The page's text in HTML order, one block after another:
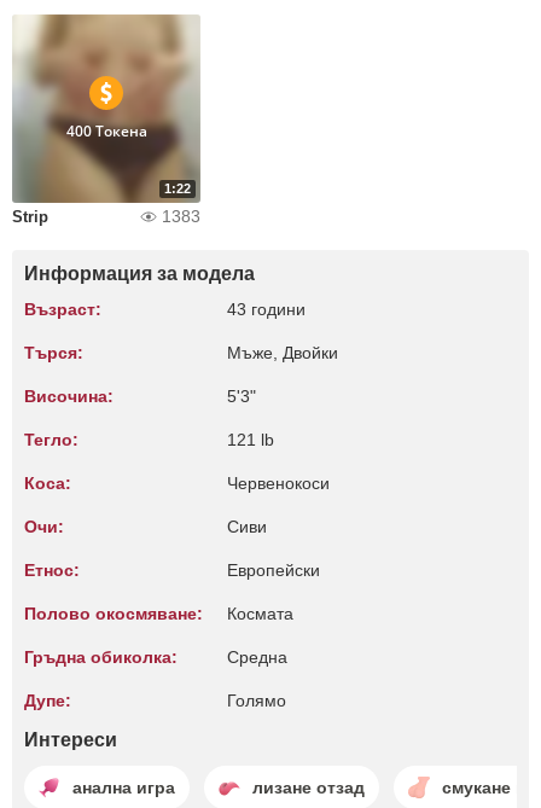
1:22
400 Токена
Strip 1383
Информация за модела
Възраст: 43 години
Търся: Мъже, Двойки
Височина: 5'3"
Тегло: 121 lb
Коса: Червенокоси
Очи: Сиви
Етнос: Европейски
Полово окосмяване: Космата
Гръдна обиколка: Среднa
Дупе: Голямо
Интереси
анална игра лизане отзад смукане на